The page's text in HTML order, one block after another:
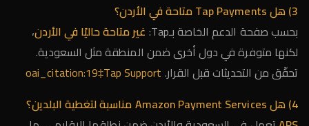
3) هل Tap Payments متاحة في الأردن؟
بحسب صفحة الدعم الخاصة بـTap:
غير متاحة حاليًا في الأردن،
لكنها متوفرة في دول أخرى ضمن المنطقة مثل السعودية.
تحقّق من التحديثات قبل القرار. oai_citation:19‡Tap Support
4) هل Amazon Payment Services مناسبة لتغطية البلدين؟